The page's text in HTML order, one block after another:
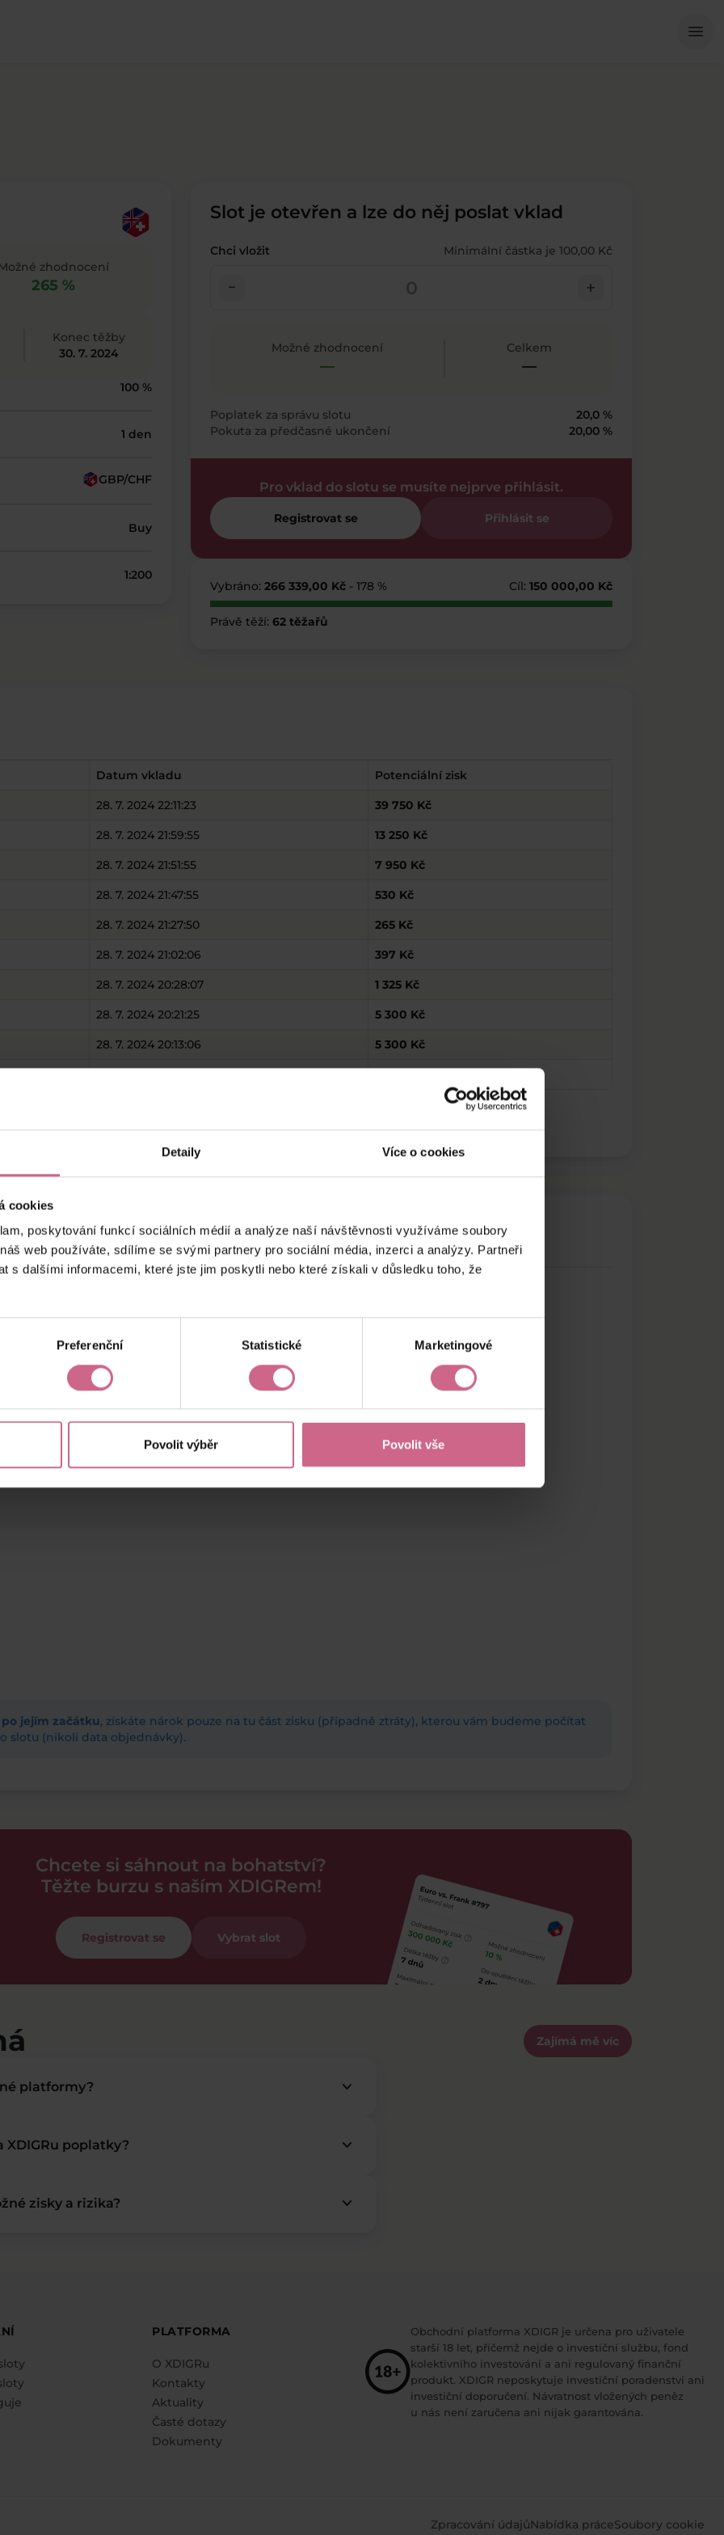
Detaily Více o cookies
cookies
poskytování funkcí sociálních médií a analýze naší návštěvnosti využíváme soubory
web používáte, sdílíme se svými partnery pro sociální média, inzerci a analýzy. Partneři
s dalšími informacemi, které jste jim poskytli nebo které získali v důsledku toho, že
Preferenční Statistické Marketingové
Povolit výběr Povolit vše
menu
Možné zhodnocení
265 %
Konec těžby
30. 7. 2024
100 %
1 den
GBP/CHF
Buy
1:200
Slot je otevřen a lze do něj poslat vklad
Chci vložit Minimální částka je 100,00 Kč
check_indeterminate_small add
Možné zhodnocení
—
Celkem
—
Poplatek za správu slotu
20,0 %
Pokuta za předčasné ukončení
20,00 %
Pro vklad do slotu se musíte nejprve přihlásit.
Registrovat se Přihlásit se
Vybráno: 266 339,00 Kč - 178 % Cíl: 150 000,00 Kč
Právě těží: 62 těžařů
Datum vkladu Potenciální zisk
28. 7. 2024 22:11:23 39 750 Kč
28. 7. 2024 21:59:55 13 250 Kč
28. 7. 2024 21:51:55 7 950 Kč
28. 7. 2024 21:47:55 530 Kč
28. 7. 2024 21:27:50 265 Kč
28. 7. 2024 21:02:06 397 Kč
28. 7. 2024 20:28:07 1 325 Kč
28. 7. 2024 20:21:25 5 300 Kč
28. 7. 2024 20:13:06 5 300 Kč
jejím začátku, získáte nárok pouze na tu část zisku (případně ztráty), kterou vám budeme počítat
slotu (nikoli data objednávky).
Chcete si sáhnout na bohatství?
Těžte burzu s naším XDIGRem!
Registrovat se Vybrat slot
Zajímá mě víc
platformy? keyboard_arrow_down
XDIGRu poplatky? keyboard_arrow_down
zisky a rizika? keyboard_arrow_down
PLATFORMA
O XDIGRu
Kontakty
Aktuality
Časté dotazy
Dokumenty
Obchodní platforma XDIGR je určena pro uživatele
starší 18 let, přičemž nejde o investiční službu, fond
kolektivního investování a ani regulovaný finanční
produkt. XDIGR neposkytuje investiční poradenství ani
investiční doporučení. Návratnost vložených peněz
u nás není zaručena ani nijak garantována.
Zpracování údajůNabídka práceSoubory cookie